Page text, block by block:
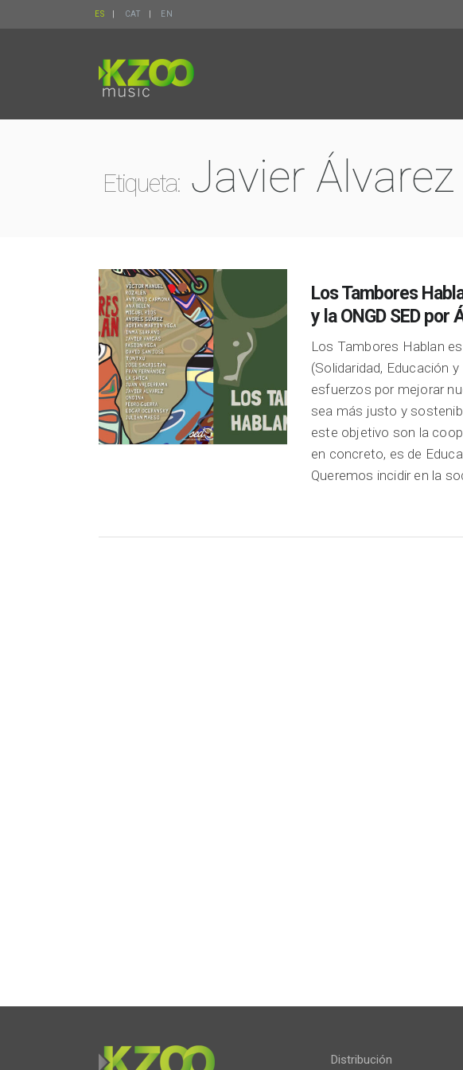
ES CAT EN
Etiqueta: Javier Álvarez
Los Tambores
y la ONGD SED por
Los Tambores Hablan
(Solidaridad, Educación
esfuerzos por mejorar
sea más justo y
este objetivo son la
en concreto, es de
Queremos incidir en la
Distribución